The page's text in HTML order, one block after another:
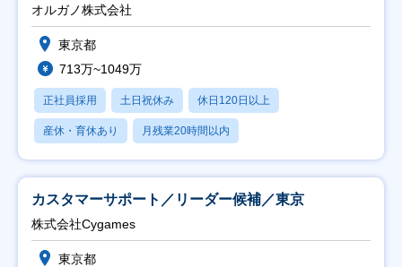
オルガノ株式会社
東京都
713万~1049万
正社員採用 土日祝休み 休日120日以上
産休・育休あり 月残業20時間以内
カスタマーサポート／リーダー候補／東京
株式会社Cygames
東京都